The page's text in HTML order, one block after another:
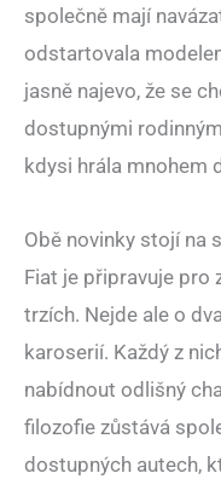
společně mají
odstartovala
jasně najevo, že se
dostupnými
kdysi hrála mnohem
Obě novinky stojí na
Fiat je připravuje pro
trzích. Nejde ale o
karoserií. Každý z
nabídnout odlišný
filozofie zůstává
dostupných autech,